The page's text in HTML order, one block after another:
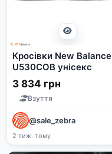
Кросівки New Balance
U530COB унісекс
3 834 грн
Взуття
@sale_zebra
2 тиж. тому